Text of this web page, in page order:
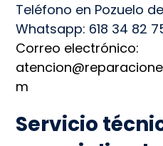
Teléfono en Pozuelo
Whatsapp: 618 34 82
Correo electrónico:
m
Servicio